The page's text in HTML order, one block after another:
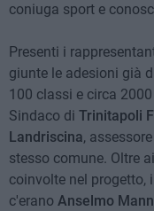
coniuga sport e
Presenti i
giunte le adesioni già
100 classi e circa
Sindaco di Trinitapoli
Landriscina,
stesso comune. Oltre
coinvolte nel progetto,
c'erano Anselmo